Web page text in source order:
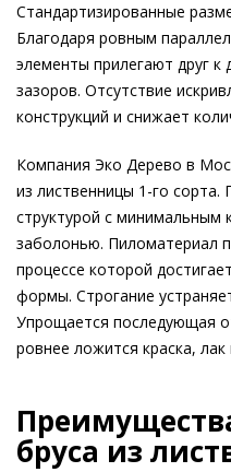
Стандартизированные
Благодаря ровным
элементы прилегают друг к
зазоров. Отсутствие
конструкций и снижает
Компания Эко Дерево в
из лиственницы 1-го сорта.
структурой с минимальным
заболонью. Пиломатериал
процессе которой
формы. Строгание
Упрощается последующая
ровнее ложится краска, лак
бруса из